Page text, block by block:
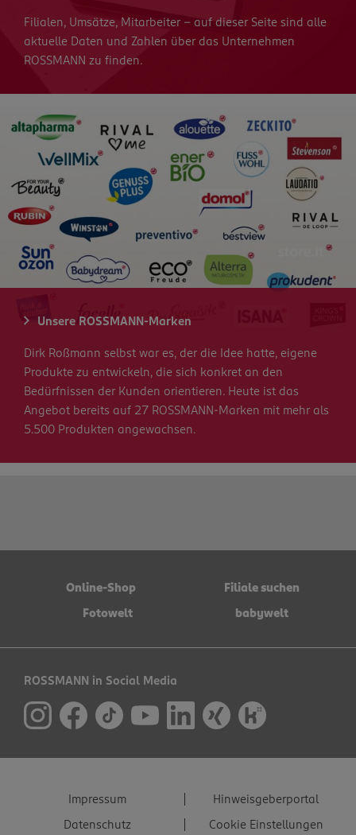
Filialen, Umsätze, Mitarbeiter - auf dieser Seite sind alle
aktuelle Daten und Zahlen über das Unternehmen
ROSSMANN zu finden.
Unsere ROSSMANN-Marken
Dirk Roßmann selbst war es, der die Idee hatte, eigene
Produkte zu entwickeln, die sich konkret an den
Bedürfnissen der Kunden orientieren. Heute ist das
Angebot bereits auf 27 ROSSMANN-Marken mit mehr als
5.500 Produkten angewachsen.
Online-Shop
Filiale suchen
Fotowelt
babywelt
ROSSMANN in Social Media
Impressum
Hinweisgeberportal
Datenschutz
Cookie Einstellungen